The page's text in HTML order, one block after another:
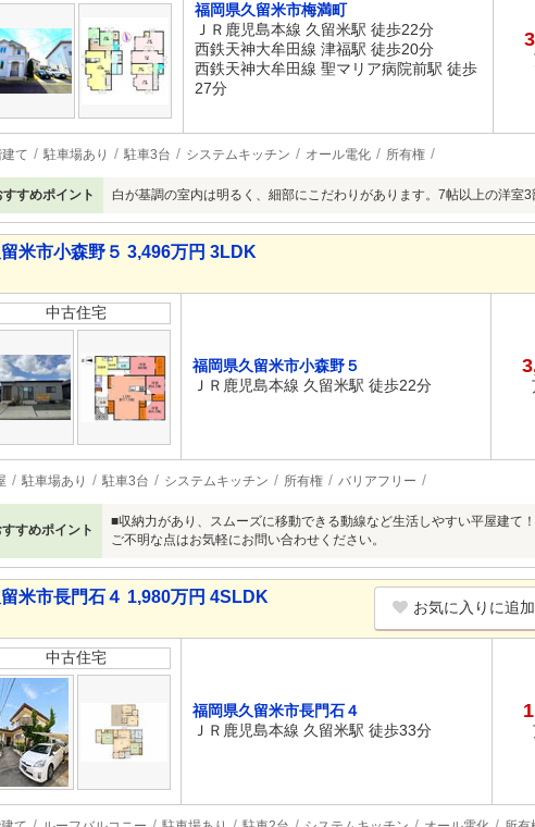
福岡県久留米市梅満町
ＪＲ鹿児島本線 久留米駅 徒歩22分
西鉄天神大牟田線 津福駅 徒歩20分
西鉄天神大牟田線 聖マリア病院前駅 徒歩
27分
て 駐車場あり 駐車3台 システムキッチン オール電化 所有権
すすめポイント 白が基調の室内は明るく、細部にこだわりがあります。7帖以上の洋室
米市小森野５ 3,496万円 3LDK
中古住宅
福岡県久留米市小森野５
ＪＲ鹿児島本線 久留米駅 徒歩22分
駐車場あり 駐車3台 システムキッチン 所有権 バリアフリー
すすめポイント
■収納力があり、スムーズに移動できる動線など生活しやすい平屋建て
ご不明な点はお気軽にお問い合わせください。
米市長門石４ 1,980万円 4SLDK
お気に入りに追加
中古住宅
福岡県久留米市長門石４
ＪＲ鹿児島本線 久留米駅 徒歩33分